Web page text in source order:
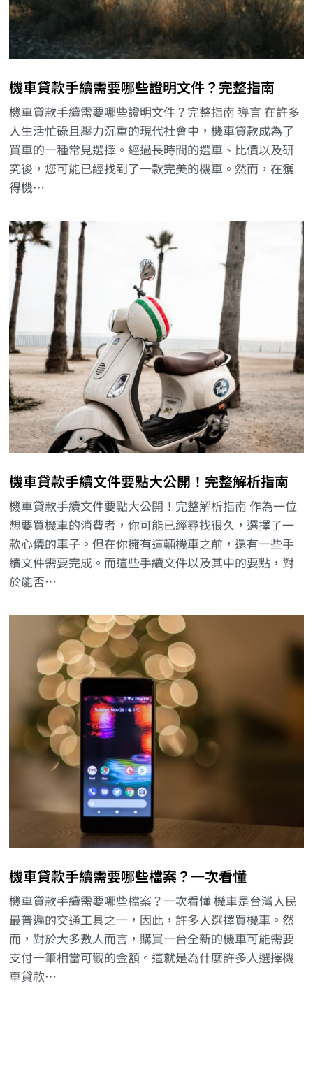
機車貸款手續需要哪些證明文件？完整指南
機車貸款手續需要哪些證明文件？完整指南 導言 在許多
人生活忙碌且壓力沉重的現代社會中，機車貸款成為了
買車的一種常見選擇。經過長時間的選車、比價以及研
究後，您可能已經找到了一款完美的機車。然而，在獲
得機…
機車貸款手續文件要點大公開！完整解析指南
機車貸款手續文件要點大公開！完整解析指南 作為一位
想要買機車的消費者，你可能已經尋找很久，選擇了一
款心儀的車子。但在你擁有這輛機車之前，還有一些手
續文件需要完成。而這些手續文件以及其中的要點，對
於能否…
機車貸款手續需要哪些檔案？一次看懂
機車貸款手續需要哪些檔案？一次看懂 機車是台灣人民
最普遍的交通工具之一，因此，許多人選擇買機車。然
而，對於大多數人而言，購買一台全新的機車可能需要
支付一筆相當可觀的金額。這就是為什麼許多人選擇機
車貸款…